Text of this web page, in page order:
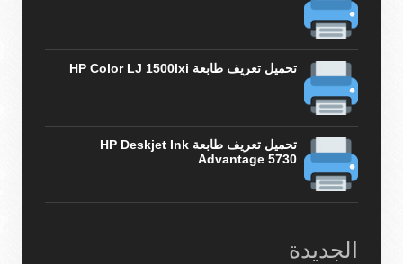
تحميل تعريف طابعة HP Color LJ 1500lxi
تحميل تعريف طابعة HP Deskjet Ink
Advantage 5730
الجديدة